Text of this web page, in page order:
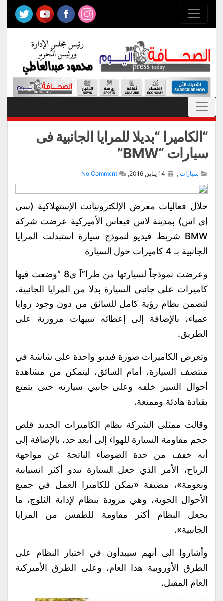
“الكاميرا “بديلا للمرايا الجانبية فى
سيارات “BMW”
سيارات ,
No Comment
خلال فعاليات معرض الإلكترونيانت الإستهلاكية (سي
إي اس) بمدينة لاس فيغاس الأميركية عرضت شركة
BMW شريط فيديو لنموذج سيارة استبدلت المرايا
الجانبية بـ 4 كاميرات حول السيارة
وعرضت نموذجاً لسيارتها من طرا”آ ي8 “وضعت فيها
كاميرات على جانبي السيارة بدلا من المرايا الجانبية،
لتضمن نظام رؤية كامل للسائق من دون وجود زوايا
عمياء، بالإضافة إلى إعطائه تنبيهات مرورية على
الطريق.
وتعرض الكاميرات صورة فيديو واحدة على شاشة في
منتصف السيارة، أمام السائق، ليتمكن من مشاهدة
أحوال السير خلفه وعلى جانبي سيارته حتى يتمتع
بقيادة هادئة وممتعة.
وقالت ممثلى الشركة نظام الكاميرات الجديد قلص
حجم مقاومة السيارة للهواء إلى أبعد حد، بالإضافة إلى
أنه خفف من حدة الضوضاء الناتجة عن مواجهة
الرياح، الأمر الذي جعل السيارة تبدو أكثر انسيابية
ونعومة»، مضيفة «يمكن للكاميرا العمل في جميع
الأحوال الجوية، وهي مزودة بنظام لإذابة الثلوج، ما
يجعل النظام أكثر مقاومة للطقس من المرايا
الجانبية».
وأشاروا الى أنهم سيبدأون في اختبار النظام على
الطرق الأوروبية هذا العام، وعلى الطرق الأميركية
العام المقبل.